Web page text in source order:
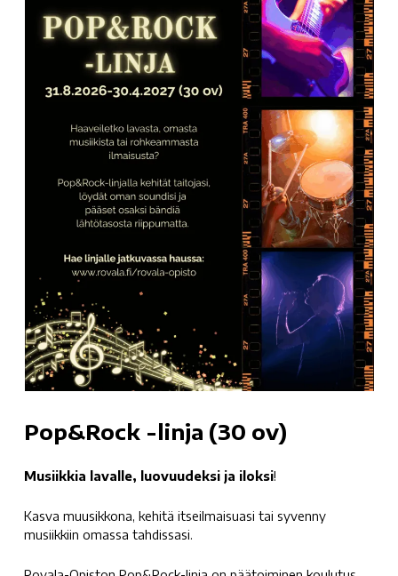
Pop&Rock -linja (30 ov)
Musiikkia lavalle, luovuudeksi ja iloksi!
Kasva muusikkona, kehitä itseilmaisuasi tai syvenny
musiikkiin omassa tahdissasi.